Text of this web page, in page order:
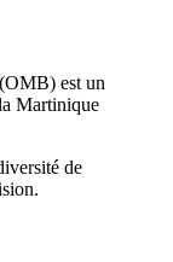
est un
Martinique
de